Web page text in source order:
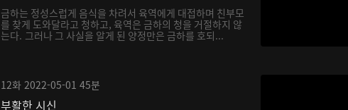
금하는 정성스럽게 음식을 차려서 육역에게 대접하며 친부모
를 찾게 도와달라고 청하고, 육역은 금하의 청을 거절하지 않
는다. 그러나 그 사실을 알게 된 양정만은 금하를 호되...
12화 2022-05-01 45분
부활한 시신